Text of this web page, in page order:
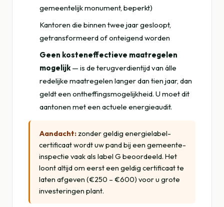
gemeentelijk monument, beperkt)
Kantoren die binnen twee jaar gesloopt,
getransformeerd of onteigend worden
Geen kosteneffectieve maatregelen
mogelijk— is de terugverdientijd van álle
redelijke maatregelen langer dan tien jaar, dan
geldt een ontheffingsmogelijkheid. U moet dit
aantonen met een actuele energieaudit.
Aandacht:zonder geldig energielabel-
certificaat wordt uw pand bij een gemeente-
inspectie vaak als label G beoordeeld. Het
loont altijd om eerst een geldig certificaat te
laten afgeven (€250 – €600) voor u grote
investeringen plant.